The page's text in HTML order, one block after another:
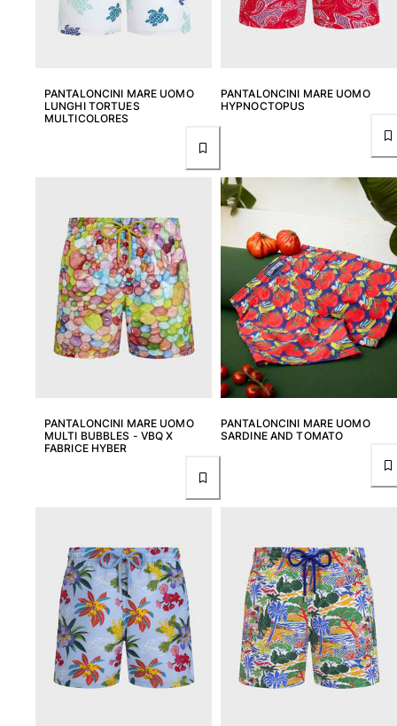
PANTALONCINI MARE UOMO
LUNGHI TORTUES
MULTICOLORES
PANTALONCINI MARE UOMO
HYPNOCTOPUS
PANTALONCINI MARE UOMO
MULTI BUBBLES - VBQ X
FABRICE HYBER
PANTALONCINI MARE UOMO
SARDINE AND TOMATO